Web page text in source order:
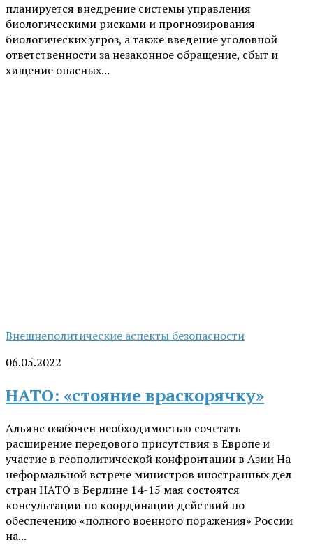
планируется внедрение системы управления
биологическими рисками и прогнозирования
биологических угроз, а также введение уголовной
ответственности за незаконное обращение, сбыт и
хищение опасных...
Внешнеполитические аспекты безопасности
06.05.2022
НАТО: «стояние враскорячку»
Альянс озабочен необходимостью сочетать
расширение передового присутствия в Европе и
участие в геополитической конфронтации в Азии На
неформальной встрече министров иностранных дел
стран НАТО в Берлине 14-15 мая состоятся
консультации по координации действий по
обеспечению «полного военного поражения» России
на...